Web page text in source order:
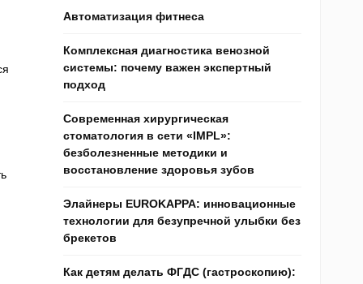
Автоматизация фитнеса
Комплексная диагностика венозной
системы: почему важен экспертный
подход
Современная хирургическая
стоматология в сети «IMPL»:
безболезненные методики и
восстановление здоровья зубов
Элайнеры EUROKAPPA: инновационные
технологии для безупречной улыбки без
брекетов
Как детям делать ФГДС (гастроскопию):